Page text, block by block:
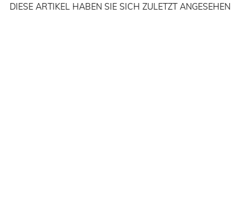
DIESE ARTIKEL HABEN SIE SICH ZULETZT ANGESEHEN